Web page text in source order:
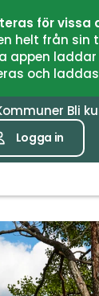
för vissa
helt från
appen
och
Bli
Logga in